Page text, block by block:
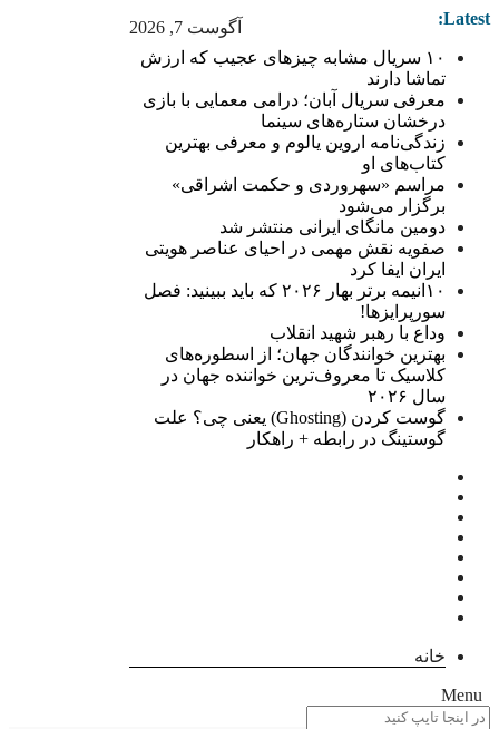
آگوست 7, 2026 Latest:
۱۰ سریال مشابه چیزهای عجیب که ارزش
تماشا دارند
معرفی سریال آبان؛ درامی معمایی با بازی
درخشان ستاره‌های سینما
زندگی‌نامه اروین یالوم و معرفی بهترین
کتاب‌های او
مراسم «سهروردی و حکمت اشراقی»
برگزار می‌شود
دومین مانگای ایرانی منتشر شد
صفویه نقش مهمی در احیای عناصر هویتی
ایران ایفا کرد
۱۰انیمه برتر بهار ۲۰۲۶ که باید ببینید: فصل
سورپرایزها!
وداع با رهبر شهید انقلاب
بهترین خوانندگان جهان؛ از اسطوره‌های
کلاسیک تا معروف‌ترین خواننده جهان در
سال ۲۰۲۶
گوست کردن (Ghosting) یعنی چی؟ علت
گوستینگ در رابطه + راهکار
خانه
Menu